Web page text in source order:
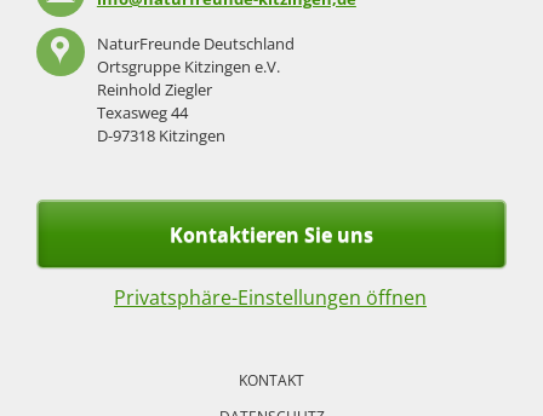
NaturFreunde Deutschland
Ortsgruppe Kitzingen e.V.
Reinhold Ziegler
Texasweg 44
D-97318 Kitzingen
Kontaktieren Sie uns
Privatsphäre-Einstellungen öffnen
KONTAKT